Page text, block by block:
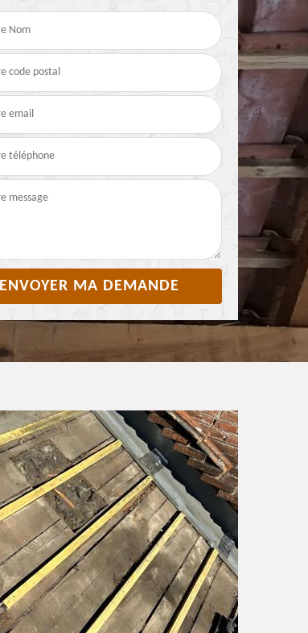
Travaux de zinguerie
Urgence fuite de
toiture 65 Hautes-
Pyrénées